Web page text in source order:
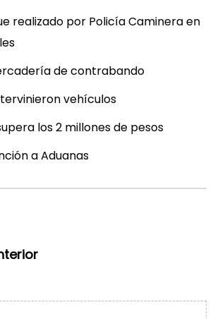
realizado por Policía Caminera en
de contrabando
vehículos
los 2 millones de pesos
a Aduanas